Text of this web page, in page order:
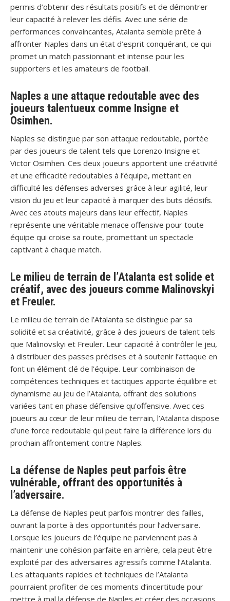
permis d’obtenir des résultats positifs et de démontrer
leur capacité à relever les défis. Avec une série de
performances convaincantes, Atalanta semble prête à
affronter Naples dans un état d’esprit conquérant, ce qui
promet un match passionnant et intense pour les
supporters et les amateurs de football.
Naples a une attaque redoutable avec des
joueurs talentueux comme Insigne et
Osimhen.
Naples se distingue par son attaque redoutable, portée
par des joueurs de talent tels que Lorenzo Insigne et
Victor Osimhen. Ces deux joueurs apportent une créativité
et une efficacité redoutables à l’équipe, mettant en
difficulté les défenses adverses grâce à leur agilité, leur
vision du jeu et leur capacité à marquer des buts décisifs.
Avec ces atouts majeurs dans leur effectif, Naples
représente une véritable menace offensive pour toute
équipe qui croise sa route, promettant un spectacle
captivant à chaque match.
Le milieu de terrain de l’Atalanta est solide et
créatif, avec des joueurs comme Malinovskyi
et Freuler.
Le milieu de terrain de l’Atalanta se distingue par sa
solidité et sa créativité, grâce à des joueurs de talent tels
que Malinovskyi et Freuler. Leur capacité à contrôler le jeu,
à distribuer des passes précises et à soutenir l’attaque en
font un élément clé de l’équipe. Leur combinaison de
compétences techniques et tactiques apporte équilibre et
dynamisme au jeu de l’Atalanta, offrant des solutions
variées tant en phase défensive qu’offensive. Avec ces
joueurs au cœur de leur milieu de terrain, l’Atalanta dispose
d’une force redoutable qui peut faire la différence lors du
prochain affrontement contre Naples.
La défense de Naples peut parfois être
vulnérable, offrant des opportunités à
l’adversaire.
La défense de Naples peut parfois montrer des failles,
ouvrant la porte à des opportunités pour l’adversaire.
Lorsque les joueurs de l’équipe ne parviennent pas à
maintenir une cohésion parfaite en arrière, cela peut être
exploité par des adversaires agressifs comme l’Atalanta.
Les attaquants rapides et techniques de l’Atalanta
pourraient profiter de ces moments d’incertitude pour
mettre à mal la défense de Naples et créer des occasions